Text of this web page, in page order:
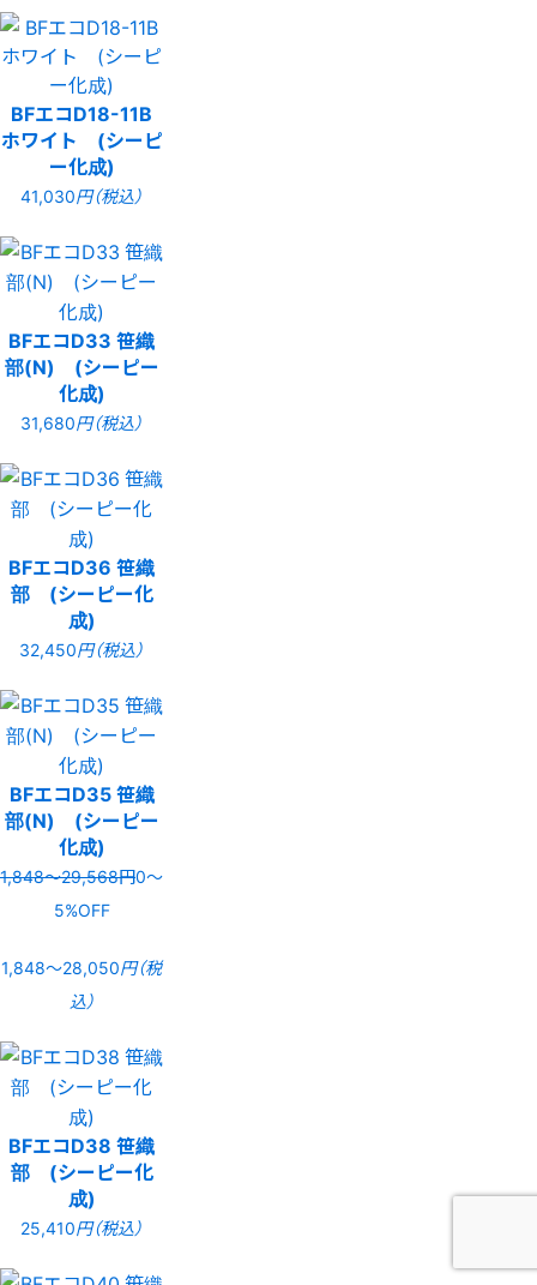
BFエコD18-11B
ホワイト (シーピ
ー化成)
41,030円（税込）
BFエコD33 笹織
部(N) (シーピー
化成)
31,680円（税込）
BFエコD36 笹織
部 (シーピー化
成)
32,450円（税込）
BFエコD35 笹織
部(N) (シーピー
化成)
1,848〜29,568円0〜
5%OFF
1,848〜28,050円（税
込）
BFエコD38 笹織
部 (シーピー化
成)
25,410円（税込）